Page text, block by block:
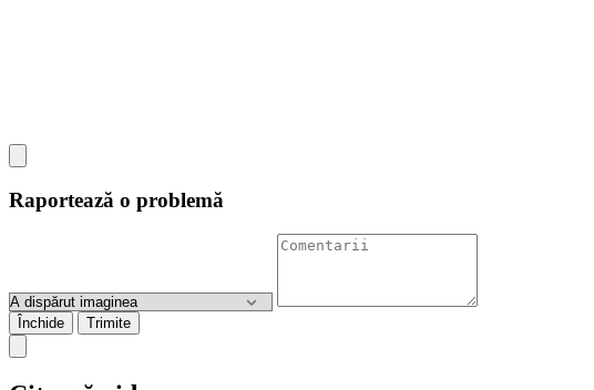
Raportează o problemă
Închide Trimite